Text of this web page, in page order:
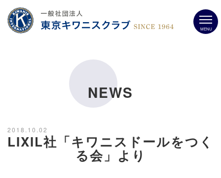
MENU
NEWS
2018.10.02
LIXIL社「キワニスドールをつく
る会」より